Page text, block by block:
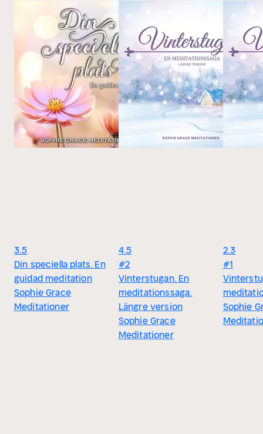
3.5
Din speciella plats. En
guidad meditation
Sophie Grace
Meditationer
4.5
#2
Vinterstugan. En
meditationssaga.
Längre version
Sophie Grace
Meditationer
2.3
#1
Sophie